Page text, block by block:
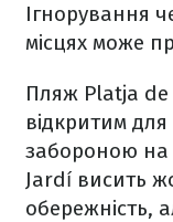
Ігнорування
місцях може
Пляж Platja de
відкритим
забороною на
Jardí висить
обережність,